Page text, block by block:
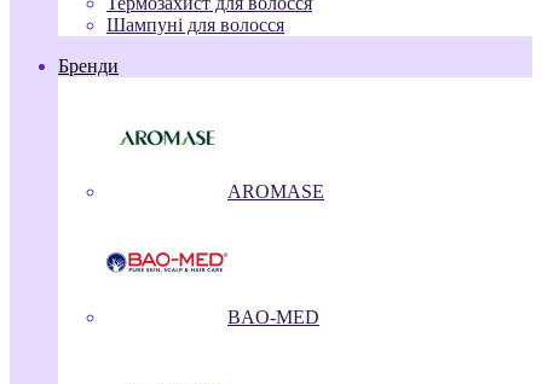
Шампуні для волосся
Бренди
AROMASE
BAO-MED